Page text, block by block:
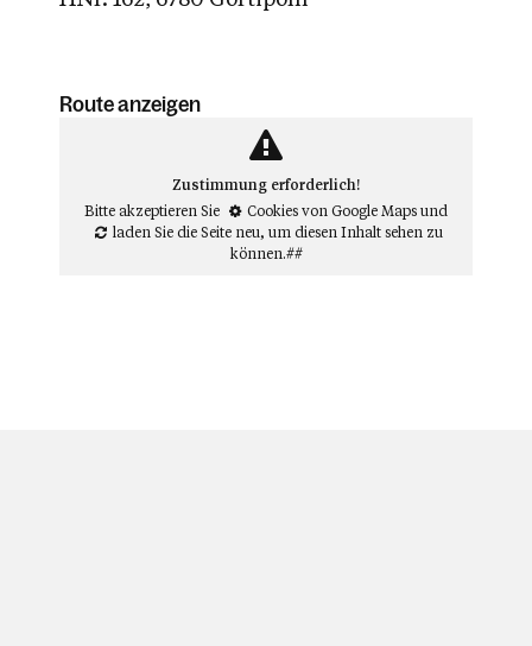
Route anzeigen
Zustimmung erforderlich!
Bitte akzeptieren Sie
Cookies von Google Mapsund
laden Sie die Seite neu, um diesen Inhalt sehen zu
können.##